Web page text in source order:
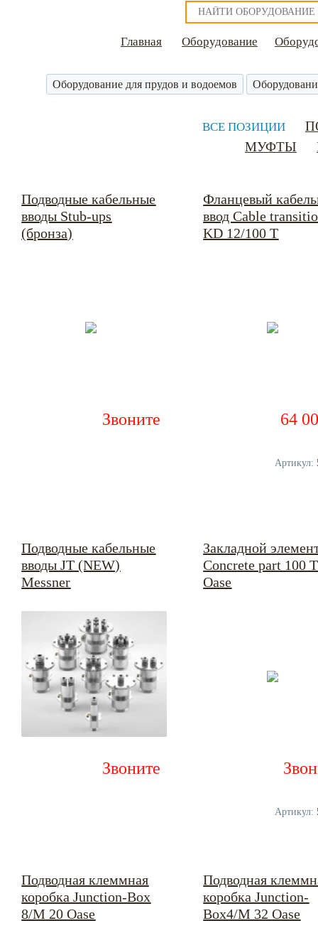
Главная Оборудование
Оборудование для прудов и водоемов
ВСЕ ПОЗИЦИИ
МУФТЫ
Подводные кабельные
вводы Stub-ups
(бронза)
Звоните
Фланцевый
ввод Cable
KD 12/100 T
64
Артикул:
Подводные кабельные
вводы JT (NEW)
Messner
Звоните
Закладной
Concrete part 100 T
Oase
Артикул:
Подводная клеммная
коробка Junction-Box
8/M 20 Oase
Подводная
коробка Junction-
Box4/M 32 Oase